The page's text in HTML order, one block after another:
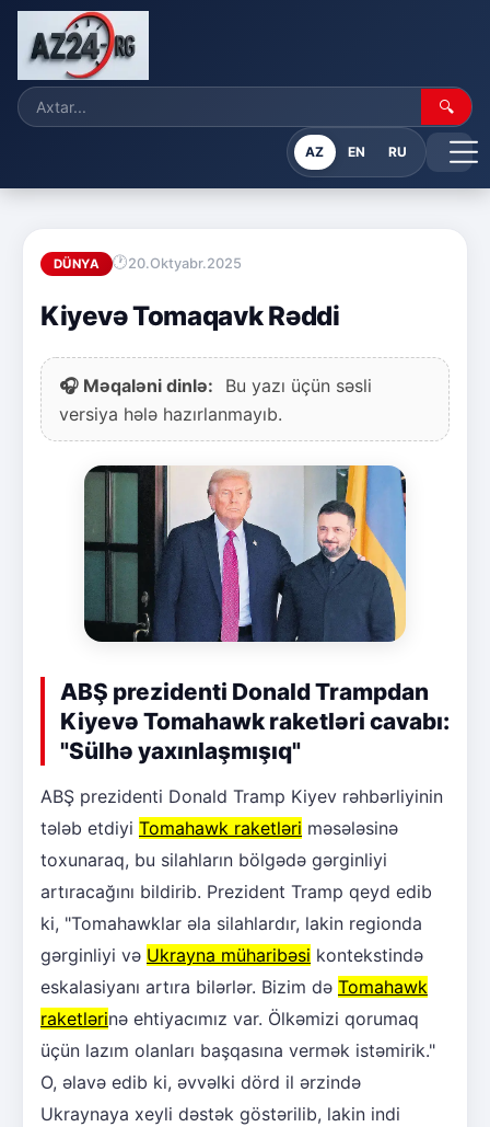
🔍
AZ EN RU
DÜNYA 20.Oktyabr.2025
Kiyevə Tomaqavk Rəddi
🎧 Məqaləni dinlə:
Bu yazı üçün səsli
versiya hələ hazırlanmayıb.
ABŞ prezidenti Donald Trampdan
Kiyevə Tomahawk raketləri cavabı:
"Sülhə yaxınlaşmışıq"
ABŞ prezidenti Donald Tramp Kiyev rəhbərliyinin
tələb etdiyi Tomahawk raketləri məsələsinə
toxunaraq, bu silahların bölgədə gərginliyi
artıracağını bildirib. Prezident Tramp qeyd edib
ki, "Tomahawklar əla silahlardır, lakin regionda
gərginliyi və Ukrayna müharibəsi kontekstində
eskalasiyanı artıra bilərlər. Bizim də Tomahawk
raketlərinə ehtiyacımız var. Ölkəmizi qorumaq
üçün lazım olanları başqasına vermək istəmirik."
O, əlavə edib ki, əvvəlki dörd il ərzində
Ukraynaya xeyli dəstək göstərilib, lakin indi